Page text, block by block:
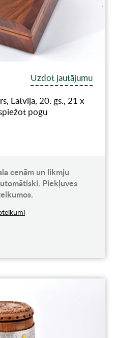
Uzdot jautājumu
Latvija, 20. gs., 21 x
pogu
cenām un likmju
Piekļuves